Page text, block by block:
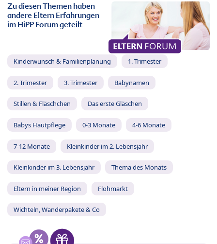
Zu diesen Themen haben
andere Eltern Erfahrungen
im HiPP Forum geteilt
Kinderwunsch & Familienplanung 1. Trimester
2. Trimester 3. Trimester Babynamen
Stillen & Fläschchen Das erste Gläschen
Babys Hautpflege 0-3 Monate 4-6 Monate
7-12 Monate Kleinkinder im 2. Lebensjahr
Kleinkinder im 3. Lebensjahr Thema des Monats
Eltern in meiner Region Flohmarkt
Wichteln, Wanderpakete & Co